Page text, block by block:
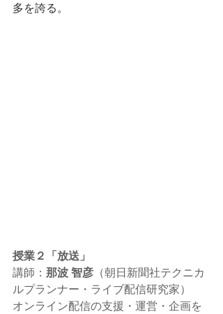
多を誇る。
授業２「 放送」
講師： 那波 智彦 （朝日新聞社テクニカ
ルプランナー・ライブ配信研究家）
オンライン配信の支援・運営・企画を